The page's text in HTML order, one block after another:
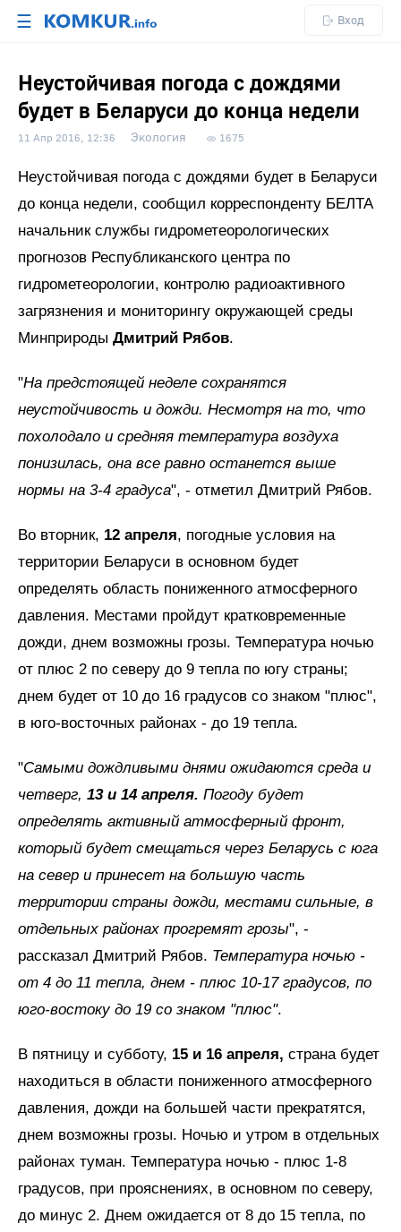
☰ Вход
Неустойчивая погода с дождями
будет в Беларуси до конца недели
11 Апр 2016, 12:36 Экология 1675
Неустойчивая погода с дождями будет в Беларуси
до конца недели, сообщил корреспонденту БЕЛТА
начальник службы гидрометеорологических
прогнозов Республиканского центра по
гидрометеорологии, контролю радиоактивного
загрязнения и мониторингу окружающей среды
Минприроды Дмитрий Рябов.
"На предстоящей неделе сохранятся
неустойчивость и дожди. Несмотря на то, что
похолодало и средняя температура воздуха
понизилась, она все равно останется выше
нормы на 3-4 градуса", - отметил Дмитрий Рябов.
Во вторник, 12 апреля, погодные условия на
территории Беларуси в основном будет
определять область пониженного атмосферного
давления. Местами пройдут кратковременные
дожди, днем возможны грозы. Температура ночью
от плюс 2 по северу до 9 тепла по югу страны;
днем будет от 10 до 16 градусов со знаком "плюс",
в юго-восточных районах - до 19 тепла.
"Самыми дождливыми днями ожидаются среда и
четверг, 13 и 14 апреля. Погоду будет
определять активный атмосферный фронт,
который будет смещаться через Беларусь с юга
на север и принесет на большую часть
территории страны дожди, местами сильные, в
отдельных районах прогремят грозы", -
рассказал Дмитрий Рябов. Температура ночью -
от 4 до 11 тепла, днем - плюс 10-17 градусов, по
юго-востоку до 19 со знаком "плюс".
В пятницу и субботу, 15 и 16 апреля, страна будет
находиться в области пониженного атмосферного
давления, дожди на большей части прекратятся,
днем возможны грозы. Ночью и утром в отдельных
районах туман. Температура ночью - плюс 1-8
градусов, при прояснениях, в основном по северу,
до минус 2. Днем ожидается от 8 до 15 тепла, по